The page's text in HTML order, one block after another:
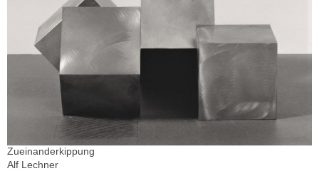
Zueinanderkippung
Alf Lechner